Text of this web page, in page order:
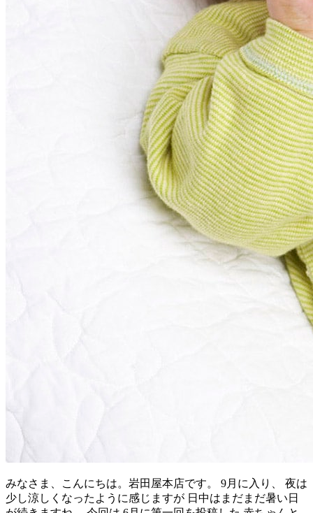
みなさま、こんにちは。岩田屋本店です。 9月に入り、 夜は
少し涼しくなったように感じますが 日中はまだまだ暑い日